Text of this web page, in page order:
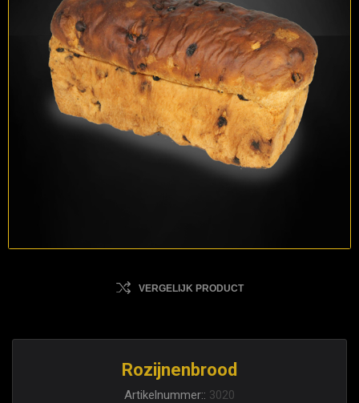
VERGELIJK PRODUCT
Rozijnenbrood
Artikelnummer:: 3020